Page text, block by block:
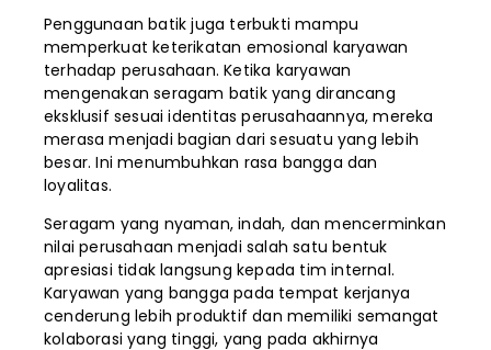
Penggunaan batik juga terbukti mampu
memperkuat keterikatan emosional karyawan
terhadap perusahaan. Ketika karyawan
mengenakan seragam batik yang dirancang
eksklusif sesuai identitas perusahaannya, mereka
merasa menjadi bagian dari sesuatu yang lebih
besar. Ini menumbuhkan rasa bangga dan
loyalitas.
Seragam yang nyaman, indah, dan mencerminkan
nilai perusahaan menjadi salah satu bentuk
apresiasi tidak langsung kepada tim internal.
Karyawan yang bangga pada tempat kerjanya
cenderung lebih produktif dan memiliki semangat
kolaborasi yang tinggi, yang pada akhirnya